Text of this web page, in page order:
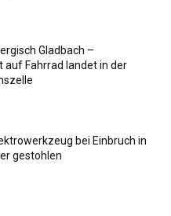
Gladbach –
auf Fahrrad landet in der
bei Einbruch in
gestohlen